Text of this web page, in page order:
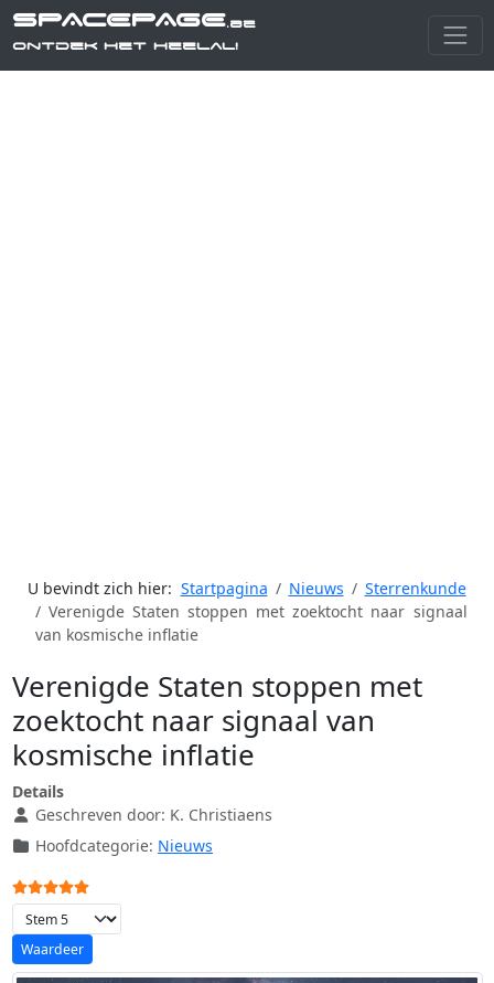
SPACEPAGE.be
Ontdek het heelal!
U bevindt zich hier: Startpagina Nieuws
Sterrenkunde
Verenigde Staten stoppen met zoektocht naar signaal
van kosmische inflatie
Verenigde Staten stoppen met
zoektocht naar signaal van
kosmische inflatie
Details
Geschreven door: K. Christiaens
Hoofdcategorie: Nieuws
Gebruikerswaardering:
Voeg waardering toe